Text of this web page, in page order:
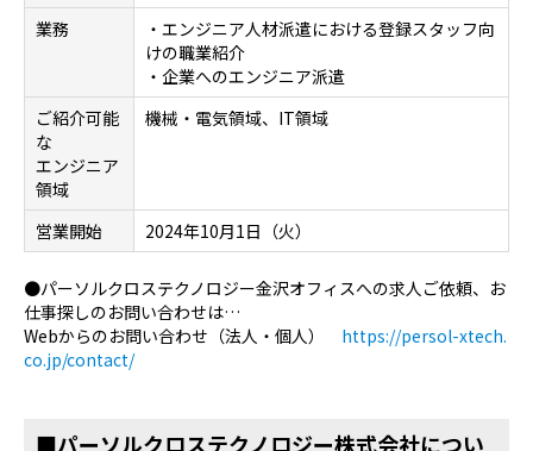
業務
・エンジニア人材派遣における登録スタッフ向
けの職業紹介
・企業へのエンジニア派遣
ご紹介可能
な
エンジニア
領域
機械・電気領域、IT領域
営業開始 2024年10月1日（火）
●パーソルクロステクノロジー金沢オフィスへの求人ご依頼、お
仕事探しのお問い合わせは…
Webからのお問い合わせ（法人・個人） https://persol-xtech.
co.jp/contact/
■パーソルクロステクノロジー株式会社につい